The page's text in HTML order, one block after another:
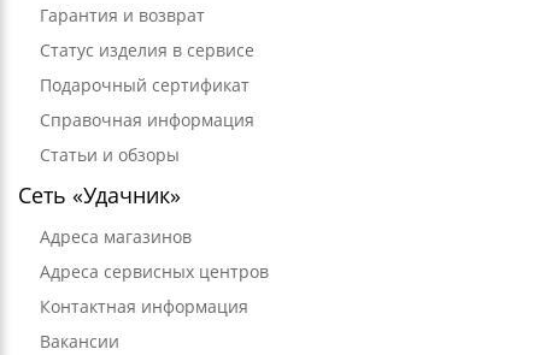
Гарантия и возврат
Статус изделия в сервисе
Подарочный сертификат
Справочная информация
Статьи и обзоры
Сеть «Удачник»
Адреса магазинов
Адреса сервисных центров
Контактная информация
Вакансии